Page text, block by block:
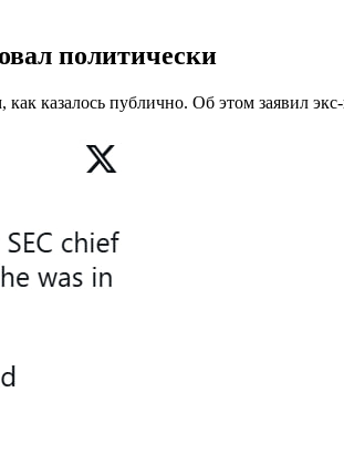
политически
казалось публично. Об этом заявил